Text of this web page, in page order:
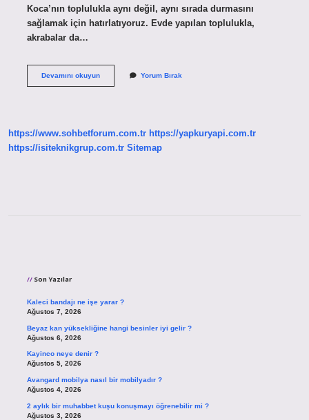
Koca’nın toplulukla aynı değil, aynı sırada durmasını
sağlamak için hatırlatıyoruz. Evde yapılan toplulukla,
akrabalar da…
Devamını okuyun2
Yorum Bırak
https://www.sohbetforum.com.tr https://yapkuryapi.com.tr
https://isiteknikgrup.com.tr Sitemap
Son Yazılar
Kaleci bandajı ne işe yarar ?
Ağustos 7, 2026
Beyaz kan yüksekliğine hangi besinler iyi gelir ?
Ağustos 6, 2026
Kayinco neye denir ?
Ağustos 5, 2026
Avangard mobilya nasıl bir mobilyadır ?
Ağustos 4, 2026
2 aylık bir muhabbet kuşu konuşmayı öğrenebilir mi ?
Ağustos 3, 2026